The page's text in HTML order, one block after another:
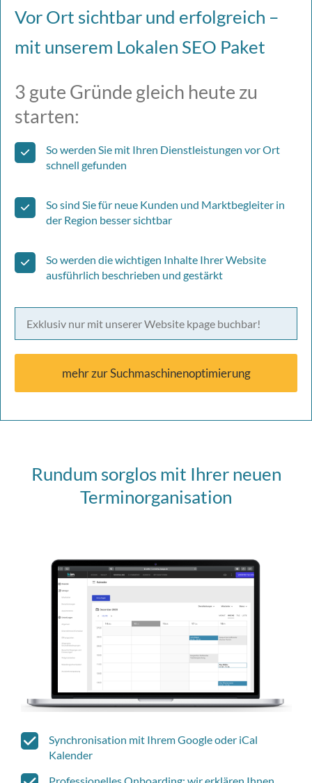
Vor Ort sichtbar und erfolgreich –
mit unserem Lokalen SEO Paket
3 gute Gründe gleich heute zu
starten:
So werden Sie mit Ihren Dienstleistungen vor Ort
schnell gefunden
So sind Sie für neue Kunden und Marktbegleiter in
der Region besser sichtbar
So werden die wichtigen Inhalte Ihrer Website
ausführlich beschrieben und gestärkt
Exklusiv nur mit unserer Website kpage buchbar!
mehr zur Suchmaschinenoptimierung
Rundum sorglos mit Ihrer neuen
Terminorganisation
Synchronisation mit Ihrem Google oder iCal
Kalender